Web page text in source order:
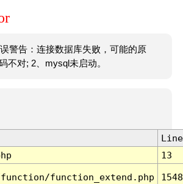
警告：连接数据库失败，可能的原
不对; 2、mysql未启动。
Line
13
function_extend.php 1548